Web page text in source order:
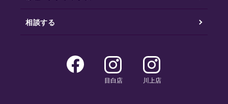
相談する
目白店 川上店